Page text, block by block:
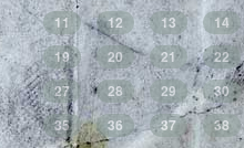
11
12 13 14
19
20 21 22
27
28 29 30
35
36 37 38